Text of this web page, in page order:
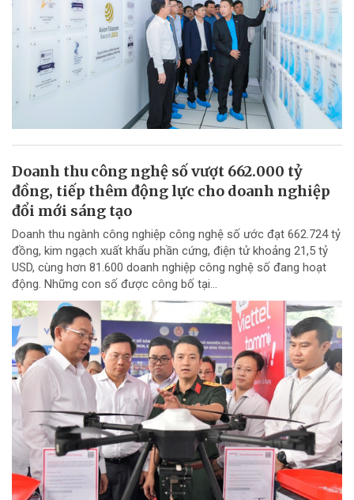
Doanh thu công nghệ số vượt 662.000 tỷ
đồng, tiếp thêm động lực cho doanh nghiệp
đổi mới sáng tạo
Doanh thu ngành công nghiệp công nghệ số ước đạt 662.724 tỷ
đồng, kim ngạch xuất khẩu phần cứng, điện tử khoảng 21,5 tỷ
USD, cùng hơn 81.600 doanh nghiệp công nghệ số đang hoạt
động. Những con số được công bố tại...